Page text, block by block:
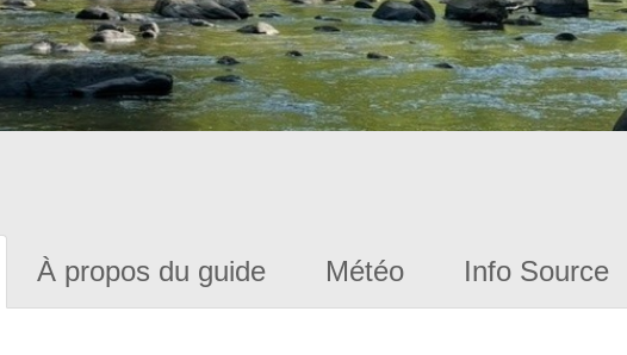
À propos du guide Météo Info Source